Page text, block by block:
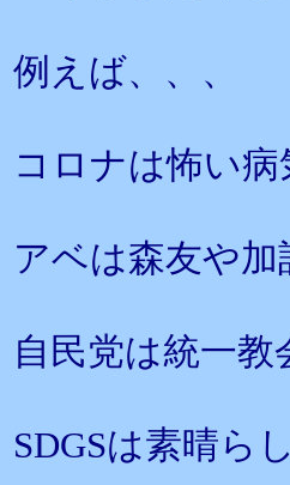
例えば、、、
コロナは怖い病
アベは森友や
自民党は統一
SDGSは素晴ら